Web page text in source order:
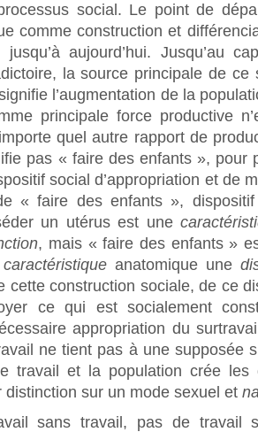
social. Le point de
comme construction et
jusqu’à aujourd’hui. Jusqu’au
la source principale de
l’augmentation de la
principale force productive
quel autre rapport de
pas « faire des enfants », pour
social d’appropriation et de
« faire des enfants »,
un utérus est une
, mais « faire des enfants »
caractéristique anatomique une
cette construction sociale, de ce
ce qui est socialement
appropriation du
ne tient pas à une supposée
travail et la population crée les
distinction sur un mode sexuel et
sans travail, pas de travail